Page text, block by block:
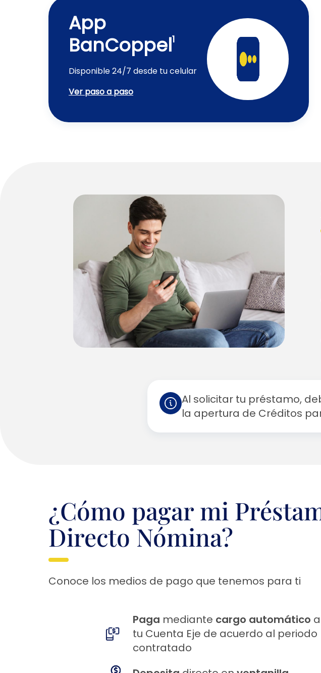
App
BanCoppel1
Disponible 24/7 desde tu celular
Ver paso a paso
Al solicitar tu préstamo,
la apertura de Créditos
¿Cómo pagar mi
Directo Nómina?
Conoce los medios de pago que tenemos para ti
Paga mediante cargo automático a
tu Cuenta Eje de acuerdo al periodo
contratado